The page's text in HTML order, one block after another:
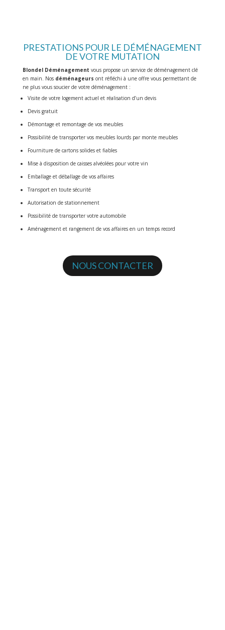
PRESTATIONS POUR LE DÉMÉNAGEMENT
DE VOTRE MUTATION
Blondel Déménagement vous propose un service de déménagement clé
en main. Nos déménageurs ont réfléchi à une offre vous permettant de
ne plus vous soucier de votre déménagement :
Visite de votre logement actuel et réalisation d’un devis
Devis gratuit
Démontage et remontage de vos meubles
Possibilité de transporter vos meubles lourds par monte meubles
Fourniture de cartons solides et fiables
Mise à disposition de caisses alvéolées pour votre vin
Emballage et déballage de vos affaires
Transport en toute sécurité
Autorisation de stationnement
Possibilité de transporter votre automobile
Aménagement et rangement de vos affaires en un temps record
NOUS CONTACTER